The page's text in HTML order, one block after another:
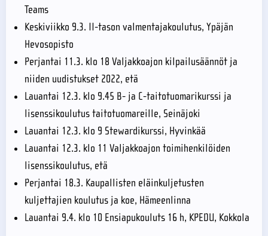
Teams
Keskiviikko 9.3. II-tason valmentajakoulutus, Ypäjän
Hevosopisto
Perjantai 11.3. klo 18 Valjakkoajon kilpailusäännöt ja
niiden uudistukset 2022, etä
Lauantai 12.3. klo 9.45 B- ja C-taitotuomarikurssi ja
lisenssikoulutus taitotuomareille, Seinäjoki
Lauantai 12.3. klo 9 Stewardikurssi, Hyvinkää
Lauantai 12.3. klo 11 Valjakkoajon toimihenkilöiden
lisenssikoulutus, etä
Perjantai 18.3. Kaupallisten eläinkuljetusten
kuljettajien koulutus ja koe, Hämeenlinna
Lauantai 9.4. klo 10 Ensiapukouluts 16 h, KPEDU, Kokkola